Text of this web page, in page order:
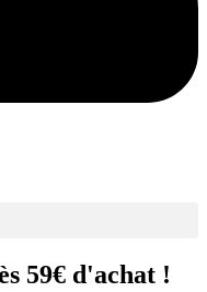
59€ d'achat !